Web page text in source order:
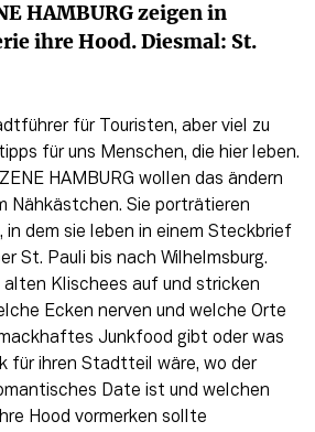
HAMBURG zeigen in
ihre Hood. Diesmal: St.
für Touristen, aber viel zu
für uns Menschen, die hier leben.
HAMBURG wollen das ändern
Nähkästchen. Sie porträtieren
dem sie leben in einem Steckbrief
St. Pauli bis nach Wilhelmsburg.
alten Klischees auf und stricken
Ecken nerven und welche Orte
Junkfood gibt oder was
für ihren Stadtteil wäre, wo der
Date ist und welchen
Hood vormerken sollte